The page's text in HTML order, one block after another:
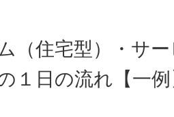
（住宅型）・サ
１日の流れ【一